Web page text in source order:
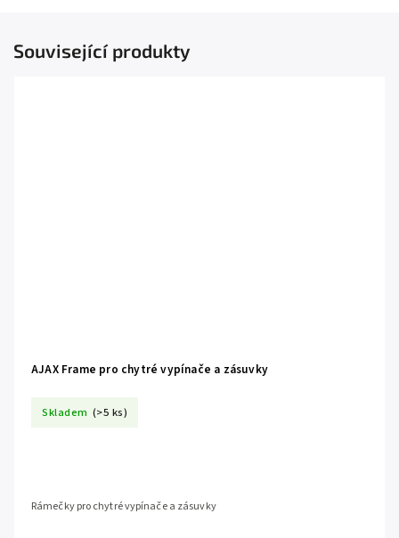
Související produkty
AJAX Frame pro chytré vypínače a zásuvky
Skladem (>5 ks)
Rámečky pro chytré vypínače a zásuvky